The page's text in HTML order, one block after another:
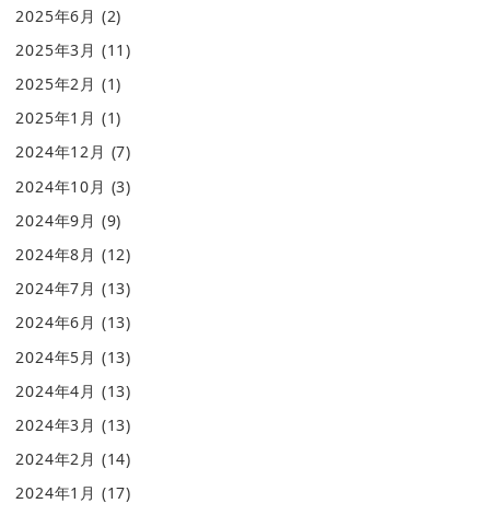
2025年6月 (2)
2025年3月 (11)
2025年2月 (1)
2025年1月 (1)
2024年12月 (7)
2024年10月 (3)
2024年9月 (9)
2024年8月 (12)
2024年7月 (13)
2024年6月 (13)
2024年5月 (13)
2024年4月 (13)
2024年3月 (13)
2024年2月 (14)
2024年1月 (17)